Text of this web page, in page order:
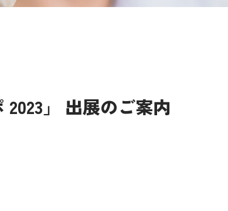
2023」 出展のご案内